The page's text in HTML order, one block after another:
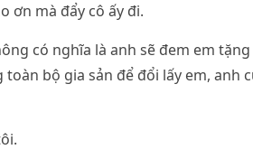
ơn mà đẩy cô ấy đi.
có nghĩa là anh sẽ đem em
bộ gia sản để đổi lấy em, anh